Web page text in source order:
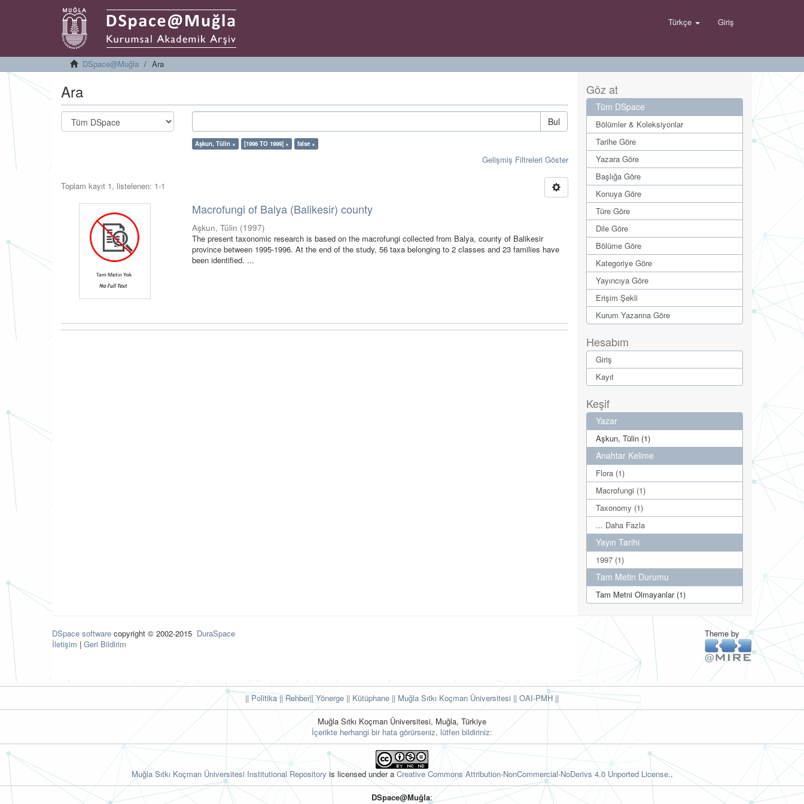
Türkçe Giriş
DSpace@Muğla Ara
Ara
Bul
Aşkun, Tülin × [1996 TO 1999] × false ×
Gelişmiş Filtreleri Göster
Toplam kayıt 1, listelenen: 1-1
Macrofungi of Balya (Balikesir) county
Aşkun, Tülin (1997)
The present taxonomic research is based on the macrofungi collected from Balya, county of Balikesir
province between 1995-1996. At the end of the study, 56 taxa belonging to 2 classes and 23 families have
been identified. ...
Göz at
Tüm DSpace
Bölümler & Koleksiyonlar
Tarihe Göre
Yazara Göre
Başlığa Göre
Konuya Göre
Türe Göre
Dile Göre
Bölüme Göre
Kategoriye Göre
Yayıncıya Göre
Erişim Şekli
Kurum Yazarına Göre
Hesabım
Giriş
Kayıt
Keşif
Yazar
Aşkun, Tülin (1)
Anahtar Kelime
Flora (1)
Macrofungi (1)
Taxonomy (1)
... Daha Fazla
Yayın Tarihi
1997 (1)
Tam Metin Durumu
Tam Metni Olmayanlar (1)
DSpace software copyright © 2002-2015 DuraSpace
İletişim | Geri Bildirim
Theme by
|| Politika|| Rehber|| Yönerge || Kütüphane || Muğla Sıtkı Koçman Üniversitesi || OAI-PMH ||
Muğla Sıtkı Koçman Üniversitesi, Muğla, Türkiye
İçerikte herhangi bir hata görürseniz, lütfen bildiriniz:
Muğla Sıtkı Koçman Üniversitesi Institutional Repository is licensed under a Creative Commons Attribution-NonCommercial-NoDerivs 4.0 Unported License..
DSpace@Muğla: